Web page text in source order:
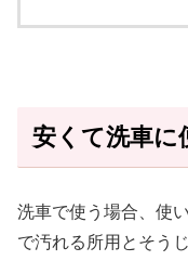
安くて洗車に
洗車で使う場合、使
で汚れる所用とそう